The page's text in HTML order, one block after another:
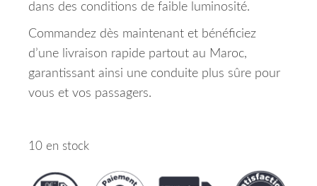
dans des conditions de faible luminosité.
Commandez dès maintenant et bénéficiez
d’une livraison rapide partout au Maroc,
garantissant ainsi une conduite plus sûre pour
vous et vos passagers.
10 en stock